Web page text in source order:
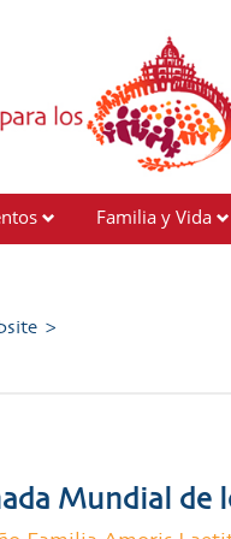
Familia y Vida
>
Mundial de